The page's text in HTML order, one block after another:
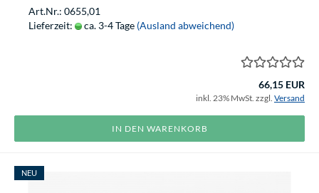
Art.Nr.: 0655,01
Lieferzeit:
ca. 3-4 Tage (Ausland abweichend)
66,15 EUR
inkl. 23% MwSt. zzgl. Versand
IN DEN WARENKORB
NEU